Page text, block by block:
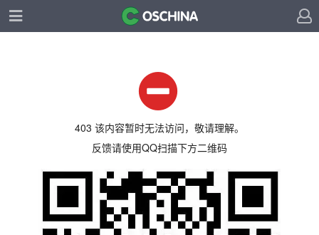
403 该内容暂时无法访问，敬请理解。
反馈请使用QQ扫描下方二维码